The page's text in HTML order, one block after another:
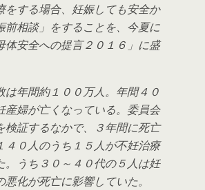
をする場合、妊娠しても安全か
前相談」をすることを、今夏に
体安全への提言２０１６」に盛
は年間約１００万人。年間４０
産婦が亡くなっている。委員会
検証するなかで、３年間に死亡
４０人のうち１５人が不妊治療
。うち３０～４０代の５人は妊
悪化が死亡に影響していた。